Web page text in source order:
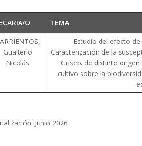
O
TEMA
Gualterio
Nicolás
Estudio del efecto
Caracterización de la
Griseb. de distinto
cultivo sobre la
Junio 2026